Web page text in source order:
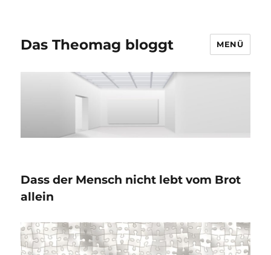
Das Theomag bloggt MENÜ
Dass der Mensch nicht lebt vom Brot
allein